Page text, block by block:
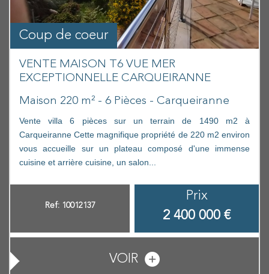
Coup de coeur
VENTE MAISON T6 VUE MER
EXCEPTIONNELLE CARQUEIRANNE
Maison 220 m² - 6 Pièces - Carqueiranne
Vente villa 6 pièces sur un terrain de 1490 m2 à
Carqueiranne Cette magnifique propriété de 220 m2 environ
vous accueille sur un plateau composé d'une immense
cuisine et arrière cuisine, un salon...
Ref: 10012137
Prix
2 400 000 €
VOIR